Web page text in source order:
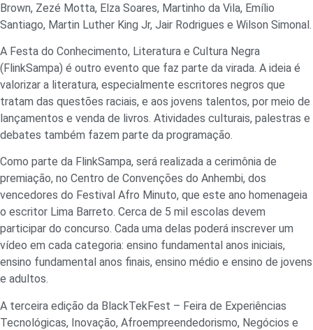
Brown, Zezé Motta, Elza Soares, Martinho da Vila, Emílio
Santiago, Martin Luther King Jr, Jair Rodrigues e Wilson Simonal.
A Festa do Conhecimento, Literatura e Cultura Negra
(FlinkSampa) é outro evento que faz parte da virada. A ideia é
valorizar a literatura, especialmente escritores negros que
tratam das questões raciais, e aos jovens talentos, por meio de
lançamentos e venda de livros. Atividades culturais, palestras e
debates também fazem parte da programação.
Como parte da FlinkSampa, será realizada a cerimônia de
premiação, no Centro de Convenções do Anhembi, dos
vencedores do Festival Afro Minuto, que este ano homenageia
o escritor Lima Barreto. Cerca de 5 mil escolas devem
participar do concurso. Cada uma delas poderá inscrever um
vídeo em cada categoria: ensino fundamental anos iniciais,
ensino fundamental anos finais, ensino médio e ensino de jovens
e adultos.
A terceira edição da BlackTekFest – Feira de Experiências
Tecnológicas, Inovação, Afroempreendedorismo, Negócios e